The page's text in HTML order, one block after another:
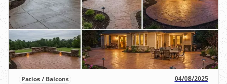
Patios / Balcons 04/08/2025